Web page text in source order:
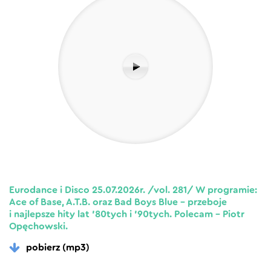
Eurodance i Disco 25.07.2026r. /vol. 281/ W programie:
Ace of Base, A.T.B. oraz Bad Boys Blue – przeboje
i najlepsze hity lat ’80tych i ’90tych. Polecam – Piotr
Opęchowski.
pobierz (mp3)